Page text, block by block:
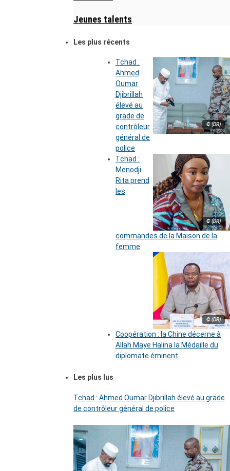
Jeunes talents
Les plus récents
© (DR)
Tchad :
Ahmed
Oumar
Djibrillah
élevé au
grade de
contrôleur
général de
police
© (DR)
Tchad :
Menodji
Rita prend
les
commandes de la Maison de la
femme
© (DR)
Coopération : la Chine décerne à
Allah Maye Halina la Médaille du
diplomate éminent
Les plus lus
Tchad : Ahmed Oumar Djibrillah élevé au grade
de contrôleur général de police